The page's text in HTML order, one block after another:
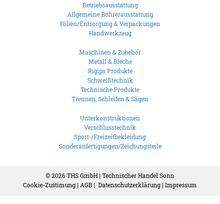
Betriebsausstattung
Allgemeine Bohrerausstattung
Folien/Entsorgung & Verpackungen
Handwerkzeug
Maschinen & Zubehör
Metall & Bleche
Rigips Produkte
Schweißtechnik
Technische Produkte
Trennen, Schleifen & Sägen
Unterkonstruktionen
Verschlusstechnik
Sport-/Freizeitbekleidung
Sonderanfertigungen/Zeichungsteile
© 2026THS GmbH | Technischer Handel Sonn
Cookie-Zustimung| AGB| Datenschutzerklärung| Impressum